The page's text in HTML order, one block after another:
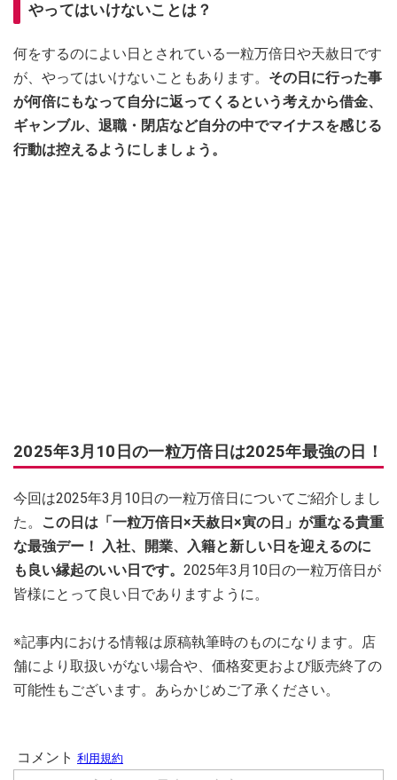
やってはいけないことは？
何をするのによい日とされている一粒万倍日や天赦日です
が、やってはいけないこともあります。 その日に行った事
が何倍にもなって自分に返ってくるという考えから借金、
ギャンブル、退職・閉店など自分の中でマイナスを感じる
行動は控えるようにしましょう。
2025年3月10日の一粒万倍日は2025年最強の日！
今回は2025年3月10日の一粒万倍日についてご紹介しまし
た。
この日は「一粒万倍日×天赦日×寅の日」が重なる貴重
な最強デー！ 入社、開業、入籍と新しい日を迎えるのに
も良い縁起のいい日です。 2025年3月10日の一粒万倍日が
皆様にとって良い日でありますように。
※記事内における情報は原稿執筆時のものになります。店
舗により取扱いがない場合や、価格変更および販売終了の
可能性もございます。あらかじめご了承ください。